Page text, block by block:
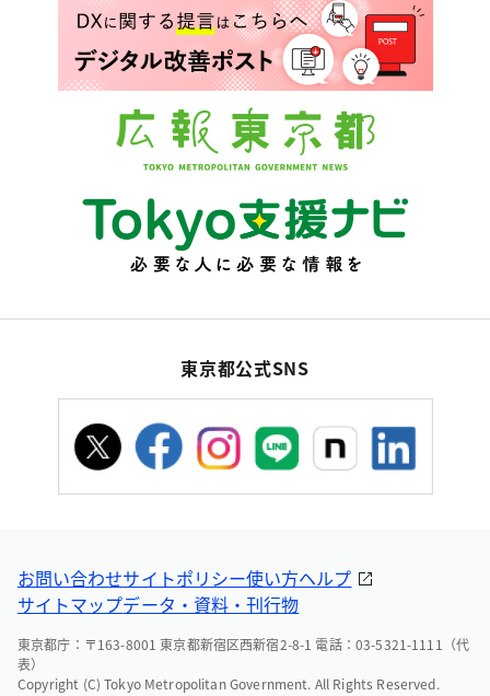
東京都公式SNS
お問い合わせサイトポリシー使い方ヘルプ
サイトマップデータ・資料・刊行物
東京都庁：〒163-8001 東京都新宿区西新宿2-8-1 電話：03-5321-1111（代
表）
Copyright (C) Tokyo Metropolitan Government. All Rights Reserved.